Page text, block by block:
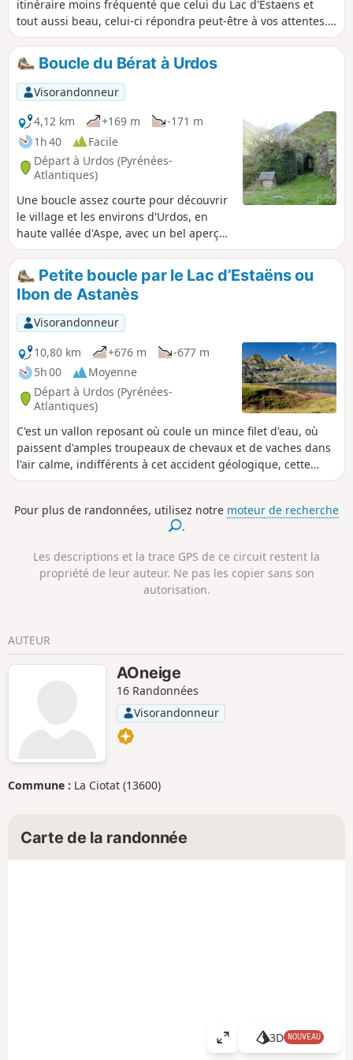
itinéraire moins fréquenté que celui du Lac d'Estaens et
tout aussi beau, celui-ci répondra peut-être à vos attentes.
Il s'agit d'un itinéraire modeste (assez court, pour tous
publics) mais assurant un panorama grandiose sur toute la
chaîne frontalière aux alentours du Somport. Vous y
croiserez peut-être même des randonneurs accompagnés
d'un ou de deux ânes, pour lesquels ce passage est un
classique.
Boucle du Bérat à Urdos
Visorandonneur
4,12 km
+169 m
-171 m
1h 40
Facile
Départ à Urdos (Pyrénées-
Atlantiques)
Une boucle assez courte pour découvrir
le village et les environs d'Urdos, en
haute vallée d'Aspe, avec un bel aperçu
des énormes murs réalisés au fil des
siècles avec les pierres extraites lors du
pénible labourage des champs. Le
parcours est bien varié, balisé (marques
Jaunes) et décrit dans plusieurs topo
guides. Adapté pour toutes saisons
(ombrage) mais évitez l'heure de midi
en plein été !
Petite boucle par le Lac d’Estaëns ou
Ibon de Astanès
Visorandonneur
10,80 km
+676 m
-677 m
5h 00
Moyenne
Départ à Urdos (Pyrénées-
Atlantiques)
C'est un vallon reposant où coule un mince filet d'eau, où
paissent d'amples troupeaux de chevaux et de vaches dans
l'air calme, indifférents à cet accident géologique, cette
terre rougeâtre, à la frontière entre l'Espagne et la France
Pour plus de randonnées, utilisez notre moteur de recherche
.
Les descriptions et la trace GPS de ce circuit restent la
propriété de leur auteur. Ne pas les copier sans son
autorisation.
AUTEUR
AOneige
16 Randonnées
Visorandonneur
Commune : La Ciotat (13600)
Carte de la randonnée
A
3D NOUVEAU